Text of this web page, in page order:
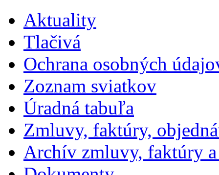
Aktuality
Tlačivá
Ochrana osobných
Zoznam sviatkov
Úradná tabuľa
Zmluvy, faktúry,
Archív zmluvy, faktúry